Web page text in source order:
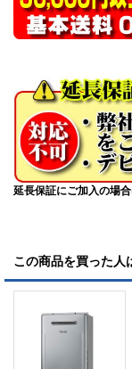
延長保証にご加入の場
この商品を買った人